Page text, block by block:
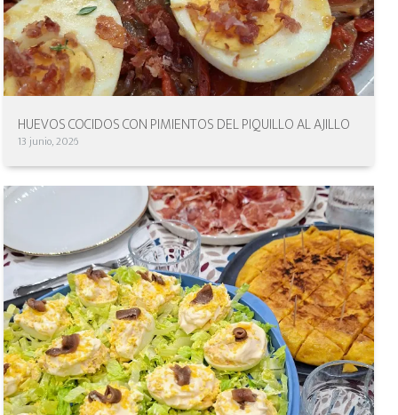
HUEVOS COCIDOS CON PIMIENTOS DEL PIQUILLO AL AJILLO
13 junio, 2026